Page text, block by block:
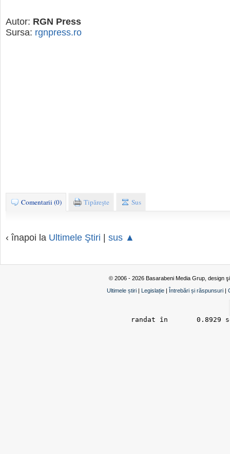
Autor: RGN Press
Sursa: rgnpress.ro
Comentarii (0) Tipăreşte Sus
‹ înapoi la Ultimele Ştiri | sus ▲
© 2006 - 2026 Basarabeni Media Grup, design
Ultimele știri | Legislație | Întrebări și răspunsuri |
randat în